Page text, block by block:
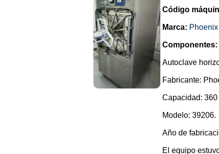
Código
Marca:
Componentes:
Autoclave
Fabricante:
Capacidad: 360
Modelo: 39206.
Año de
El equipo